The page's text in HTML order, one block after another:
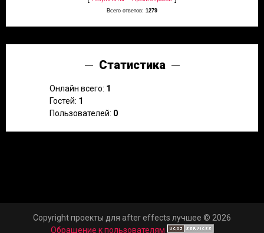
Всего ответов: 1279
Статистика
Онлайн всего: 1
Гостей: 1
Пользователей: 0
Copyright проекты для after effects лучшее © 2026
Обращение к пользователям